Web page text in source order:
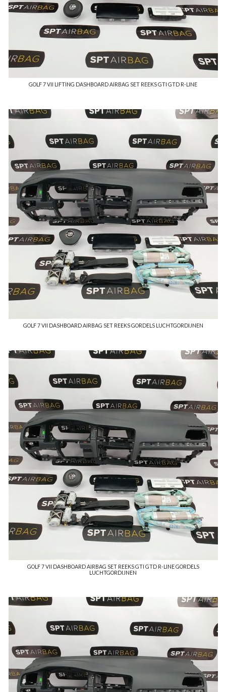
GOLF 7 VII LIFTING DASHBOARD AIRBAG SET REEKS GTI GTD R-LINE
GOLF 7 VII DASHBOARD AIRBAG SET REEKS GORDELS LUCHTGORDIJNEN
GOLF 7 VII DASHBOARD AIRBAG SET REEKS GTI GTD R-LINE GORDELS
LUCHTGORDIJNEN